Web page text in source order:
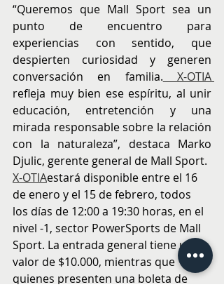
“Queremos que Mall Sport sea un
punto de encuentro para
experiencias con sentido, que
despierten curiosidad y generen
conversación en familia.
refleja muy bien ese espíritu, al unir
educación, entretención y una
mirada responsable sobre la relación
con la naturaleza”, destaca Marko
Djulic, gerente general de Mall Sport.
X-OTIAestará disponible entre el 16
de enero y el 15 de febrero, todos
los días de 12:00 a 19:30 horas, en el
nivel -1, sector PowerSports de Mall
Sport. La entrada general tiene un
valor de $10.000, mientras que
quienes presenten una boleta de